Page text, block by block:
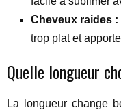
Cheveux raides :
trop plat et
Quelle longueur
La longueur change